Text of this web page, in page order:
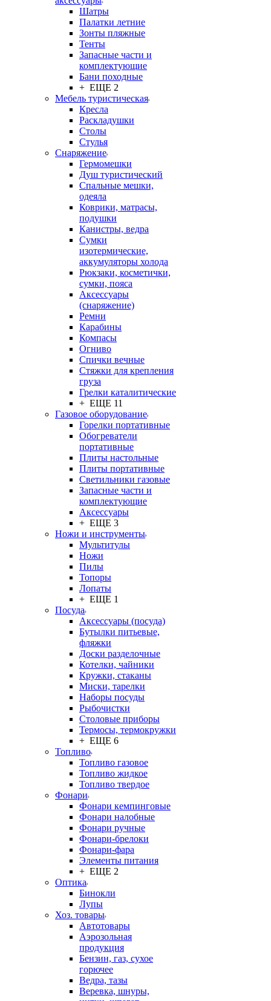
Шатры
Палатки летние
Зонты пляжные
Тенты
Запасные части и
комплектующие
Бани походные
+ ЕЩЕ 2
Мебель туристическая
Кресла
Раскладушки
Столы
Стулья
Снаряжение
Гермомешки
Душ туристический
Спальные мешки,
одеяла
Коврики, матрасы,
подушки
Канистры, ведра
Сумки
изотермические,
аккумуляторы холода
Рюкзаки, косметички,
сумки, пояса
Аксессуары
(снаряжение)
Ремни
Карабины
Компасы
Огниво
Спички вечные
Стяжки для крепления
груза
Грелки каталитические
+ ЕЩЕ 11
Газовое оборудование
Горелки портативные
Обогреватели
портативные
Плиты настольные
Плиты портативные
Светильники газовые
Запасные части и
комплектующие
Аксессуары
+ ЕЩЕ 3
Ножи и инструменты
Мультитулы
Ножи
Пилы
Топоры
Лопаты
+ ЕЩЕ 1
Посуда
Аксессуары (посуда)
Бутылки питьевые,
фляжки
Доски разделочные
Котелки, чайники
Кружки, стаканы
Миски, тарелки
Наборы посуды
Рыбочистки
Столовые приборы
Термосы, термокружки
+ ЕЩЕ 6
Топливо
Топливо газовое
Топливо жидкое
Топливо твердое
Фонари
Фонари кемпинговые
Фонари налобные
Фонари ручные
Фонари-брелоки
Фонари-фара
Элементы питания
+ ЕЩЕ 2
Оптика
Бинокли
Лупы
Хоз. товары
Автотовары
Аэрозольная
продукция
Бензин, газ, сухое
горючее
Ведра, тазы
Веревка, шнуры,